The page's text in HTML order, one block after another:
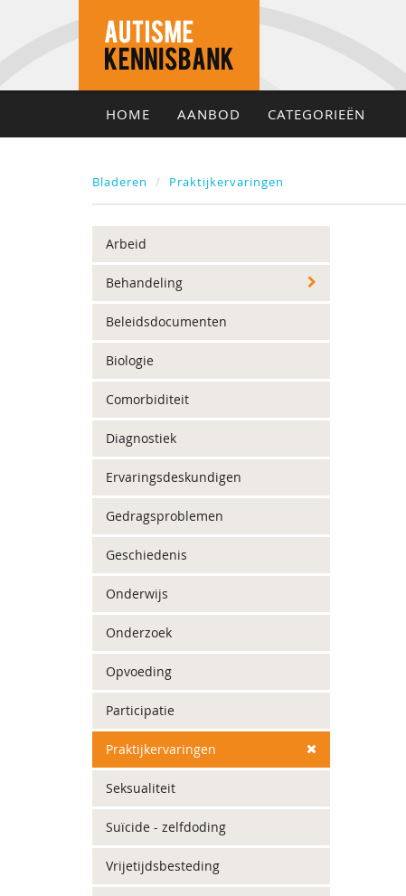
HOME AANBOD CATEGORIEËN
Bladeren Praktijkervaringen
Arbeid
Behandeling
Beleidsdocumenten
Biologie
Comorbiditeit
Diagnostiek
Ervaringsdeskundigen
Gedragsproblemen
Geschiedenis
Onderwijs
Onderzoek
Opvoeding
Participatie
Praktijkervaringen
Seksualiteit
Suïcide - zelfdoding
Vrijetijdsbesteding